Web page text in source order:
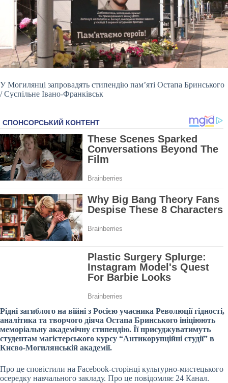
У Могилянці запровадять стипендію пам’яті Остапа Бринського
/ Суспільне Івано-Франківськ
Рідні загиблого на війні з Росією учасника Революції гідності,
аналітика та творчого діяча Остапа Бринського ініціюють
меморіальну академічну стипендію. Її присуджуватимуть
студентам магістерського курсу “Антикорупційні студії” в
Києво-Могилянській академії.
Про це сповістили на Facebook-сторінці культурно-мистецького
осередку навчального закладу. Про це повідомляє 24 Канал.